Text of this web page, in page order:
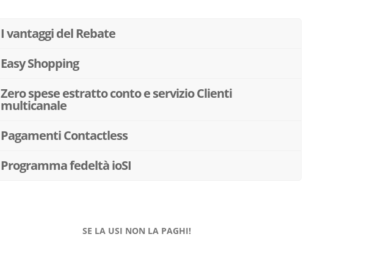
I vantaggi del Rebate
Easy Shopping
Zero spese estratto conto e servizio Clienti
multicanale
Pagamenti Contactless
Programma fedeltàioSI
SE LA USI NON LA PAGHI!